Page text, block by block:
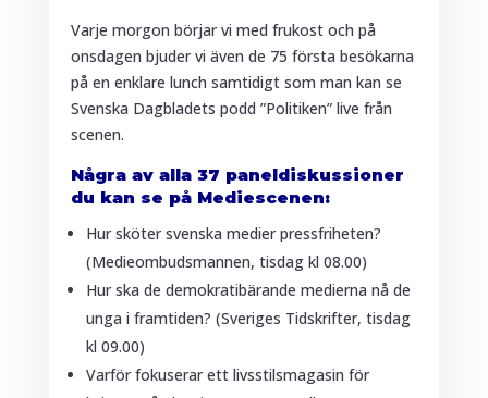
Varje morgon börjar vi med frukost och på
onsdagen bjuder vi även de 75 första besökarna
på en enklare lunch samtidigt som man kan se
Svenska Dagbladets podd ”Politiken” live från
scenen.
Några av alla 37 paneldiskussioner
du kan se på Mediescenen:
Hur sköter svenska medier pressfriheten?
(Medieombudsmannen, tisdag kl 08.00)
Hur ska de demokratibärande medierna nå de
unga i framtiden? (Sveriges Tidskrifter, tisdag
kl 09.00)
Varför fokuserar ett livsstilsmagasin för